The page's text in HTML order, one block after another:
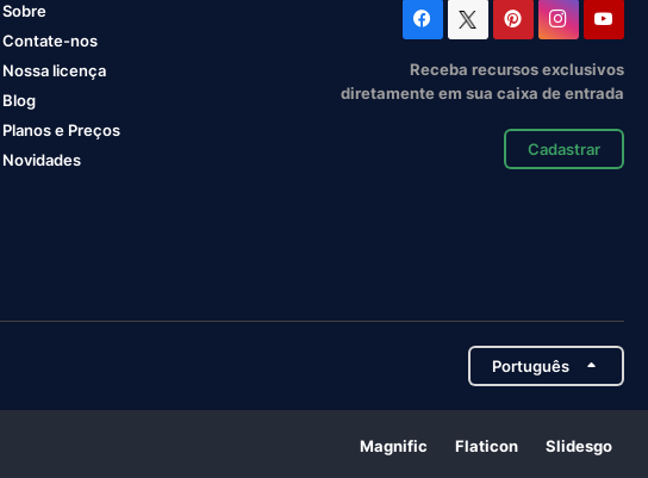
Sobre
Contate-nos
Nossa licença
Blog
Planos e Preços
Novidades
Receba recursos exclusivos
diretamente em sua caixa de entrada
Cadastrar
Português
Magnific Flaticon Slidesgo